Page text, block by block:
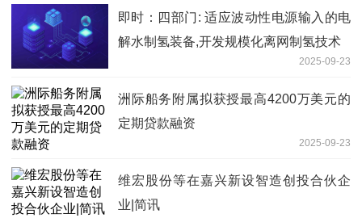
即时：四部门: 适应波动性电源输入的电
解水制氢装备,开发规模化离网制氢技术
2025-09-23
洲际船务附属拟获授最高4200万美元的
定期贷款融资
2025-09-23
维宏股份等在嘉兴新设智造创投合伙企
业|简讯